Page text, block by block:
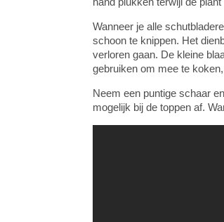
Wanneer je alle
schoon te knippen. Het
verloren gaan. De kleine
gebruiken om mee te
Neem een puntige schaar
mogelijk bij de toppen af.